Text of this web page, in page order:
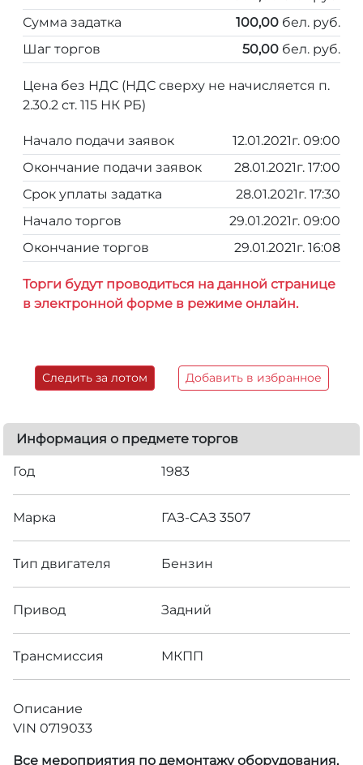
Сумма задатка
100,00 бел. руб.
Шаг торгов
50,00 бел. руб.
Цена без НДС (НДС сверху не начисляется п.
2.30.2 ст. 115 НК РБ)
Начало подачи заявок
12.01.2021г. 09:00
Окончание подачи заявок
28.01.2021г. 17:00
Срок уплаты задатка
28.01.2021г. 17:30
Начало торгов
29.01.2021г. 09:00
Окончание торгов
29.01.2021г. 16:08
Торги будут проводиться на данной странице
в электронной форме в режиме онлайн.
Следить за лотом Добавить в избранное
Информация о предмете торгов
Год 1983
Марка ГАЗ-САЗ 3507
Тип двигателя Бензин
Привод Задний
Трансмиссия МКПП
Описание
VIN 0719033
Все мероприятия по демонтажу оборудования,